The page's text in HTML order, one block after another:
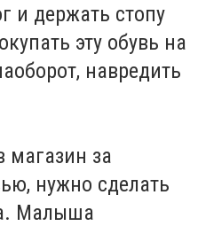
и держать стопу
эту обувь на
навредить
магазин за
нужно сделать
Малыша